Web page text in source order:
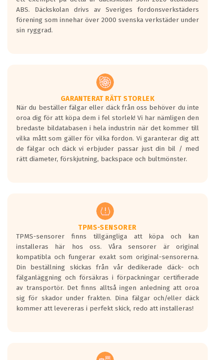
ABS. Däckskolan drivs av Sveriges fordonsverkstäders
förening som innehar över 2000 svenska verkstäder under
sin ryggrad.
GARANTERAT RÄTT STORLEK
När du beställer fälgar eller däck från oss behöver du inte
oroa dig för att köpa dem i fel storlek! Vi har nämligen den
bredaste bildatabasen i hela industrin när det kommer till
vilka mått som gäller för vilka fordon. Vi garanterar dig att
de fälgar och däck vi erbjuder passar just din bil / med
rätt diameter, förskjutning, backspace och bultmönster.
TPMS-SENSORER
TPMS-sensorer finns tillgängliga att köpa och kan
installeras här hos oss. Våra sensorer är original
kompatibla och fungerar exakt som original-sensorerna.
Din beställning skickas från vår dedikerade däck- och
fälganläggning och försäkras i förpackningar certifierade
av transportör. Det finns alltså ingen anledning att oroa
sig för skador under frakten. Dina fälgar och/eller däck
kommer att levereras i perfekt skick, redo att installeras!